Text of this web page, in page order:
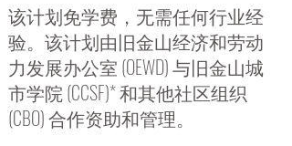
该计划免学费，无需任何行业经
验。该计划由旧金山经济和劳动
力发展办公室 (OEWD) 与旧金山城
市学院 (CCSF)* 和其他社区组织
(CBO) 合作资助和管理。